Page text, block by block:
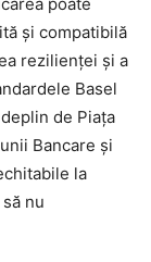
și compatibilă
rezilienței și a
Basel
de Piața
Bancare și
la
nu